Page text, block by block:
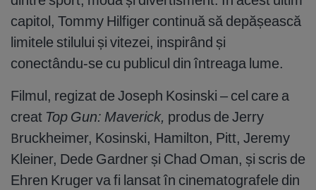
capitol, Tommy Hilfiger continuă să depășească
limitele stilului și vitezei, inspirând și
conectându-se cu publicul din întreaga lume.
Filmul, regizat de Joseph Kosinski – cel care a
creat Top Gun: Maverick, produs de Jerry
Bruckheimer, Kosinski, Hamilton, Pitt, Jeremy
Kleiner, Dede Gardner și Chad Oman, și scris de
Ehren Kruger va fi lansat în cinematografele din